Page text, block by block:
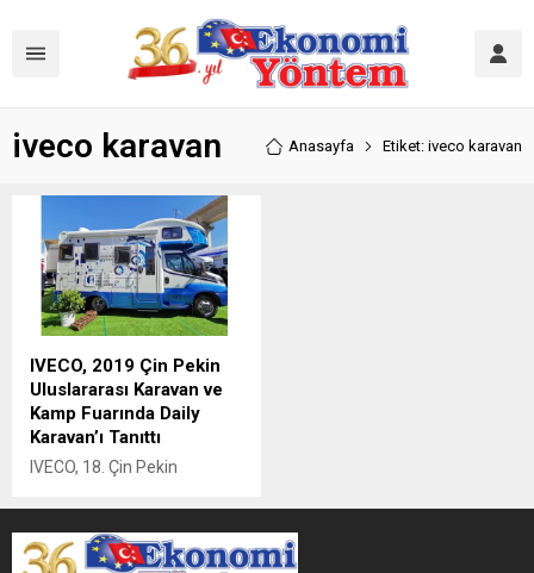
iveco karavan Anasayfa Etiket: iveco karavan
IVECO, 2019 Çin Pekin
Uluslararası Karavan ve
Kamp Fuarında Daily
Karavan’ı Tanıttı
IVECO, 18. Çin Pekin
Kamp Fuarında yeni akıllı
Daily Karavanı tanıttı ve
20’den fazla IVECO Daily